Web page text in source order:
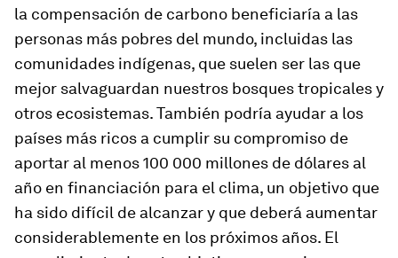
la compensación de carbono beneficiaría a las
personas más pobres del mundo, incluidas las
comunidades indígenas, que suelen ser las que
mejor salvaguardan nuestros bosques tropicales y
otros ecosistemas. También podría ayudar a los
países más ricos a cumplir su compromiso de
aportar al menos 100 000 millones de dólares al
año en financiación para el clima, un objetivo que
ha sido difícil de alcanzar y que deberá aumentar
considerablemente en los próximos años. El